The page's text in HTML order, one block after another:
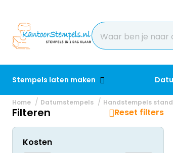
Stempels laten maken
Home Datumstempels Handstempels
Filteren Reset filters
Kosten